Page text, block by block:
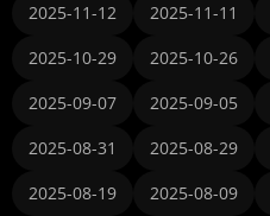
2025-11-12
2025-11-11
2025-10-29
2025-10-26
2025-09-07
2025-09-05
2025-08-31
2025-08-29
2025-08-19
2025-08-09